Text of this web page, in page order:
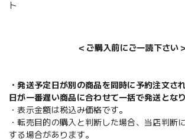
ト
＜ご購入前にご一読下さい
・発送予定日が別の商品を同時に予約注文さ
日が一番遅い商品に合わせて一括で発送となり
・表示金額は税込み価格です。
・転売目的の購入と判断した場合、当店判断
する場合があります。